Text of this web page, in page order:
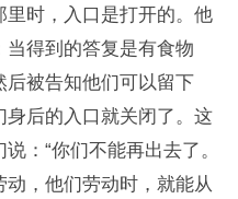
时，入口是打开的。他
得到的答复是有食物
后被告知他们可以留下
后的入口就关闭了。这
：“你们不能再出去了。
，他们劳动时，就能从